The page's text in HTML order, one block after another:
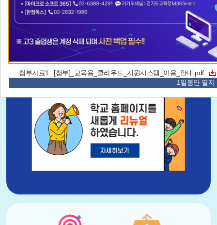
팝업존 2/2
이
전
페
이
지
일
시
정
지
다
음
페
이
지
리
스
트
보
첨부자료1 : [첨부]_교육용_클라우드_지원시스템_이용_안내.pdf
1일동안 열지